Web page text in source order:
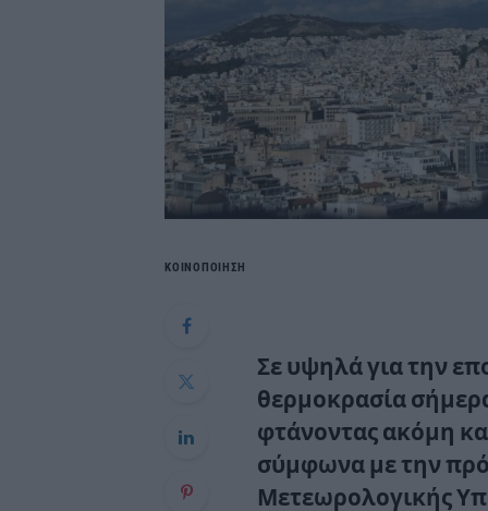
ΚΟΙΝΟΠΟΙΗΣΗ
Σε υψηλά για την
θερμοκρασία
φτάνοντας ακόμη
σύμφωνα με την
Μετεωρολογικής